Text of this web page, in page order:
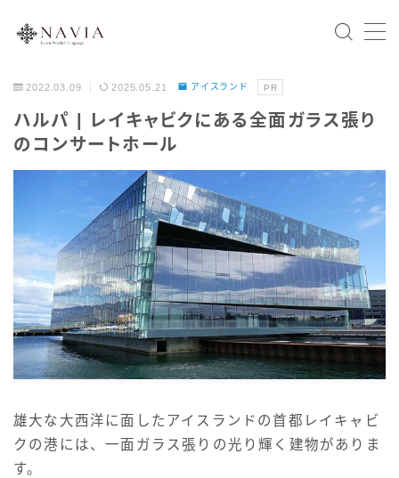
Home
スウェーデン語文法
北欧の国々
スウェーデン
ノルウェー
デンマーク
フィンランド
アイスランド
サイト情報
English
2022.03.09 2025.05.21 アイスランド PR
ハルパ | レイキャビクにある全面ガラス張り
のコンサートホール
雄大な大西洋に面したアイスランドの首都レイキャビ
クの港には、一面ガラス張りの光り輝く建物がありま
す。